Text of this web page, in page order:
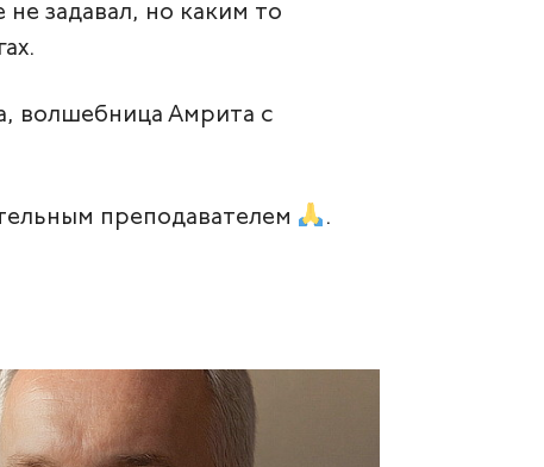
задавал, но каким то
⠀
волшебница Амрита с
преподавателем .